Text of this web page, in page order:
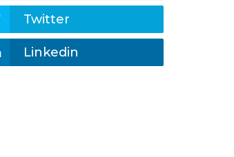
Twitter
Linkedin